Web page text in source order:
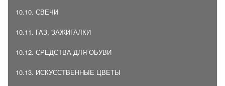
10.10. СВЕЧИ
10.11. ГАЗ, ЗАЖИГАЛКИ
10.12. СРЕДСТВА ДЛЯ ОБУВИ
10.13. ИСКУССТВЕННЫЕ ЦВЕТЫ